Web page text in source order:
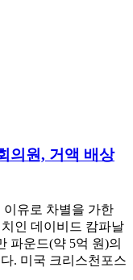
의원, 거액 배상
유로 차별을 가한
인 데이비드 캄파날
파운드(약 5억 원)의
. 미국 크리스천포스